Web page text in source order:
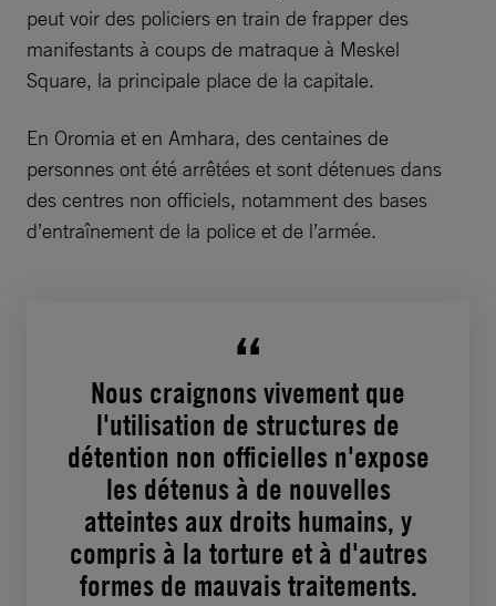
peut voir des policiers en train de frapper des
manifestants à coups de matraque à Meskel
Square, la principale place de la capitale.
En Oromia et en Amhara, des centaines de
personnes ont été arrêtées et sont détenues dans
des centres non officiels, notamment des bases
d’entraînement de la police et de l’armée.
Nous craignons vivement que
l'utilisation de structures de
détention non officielles n'expose
les détenus à de nouvelles
atteintes aux droits humains, y
compris à la torture et à d'autres
formes de mauvais traitements.